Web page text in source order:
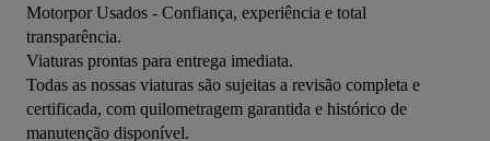
Motorpor Usados - Confiança, experiência e total
transparência.
Viaturas prontas para entrega imediata.
Todas as nossas viaturas são sujeitas a revisão completa e
certificada, com quilometragem garantida e histórico de
manutenção disponível.